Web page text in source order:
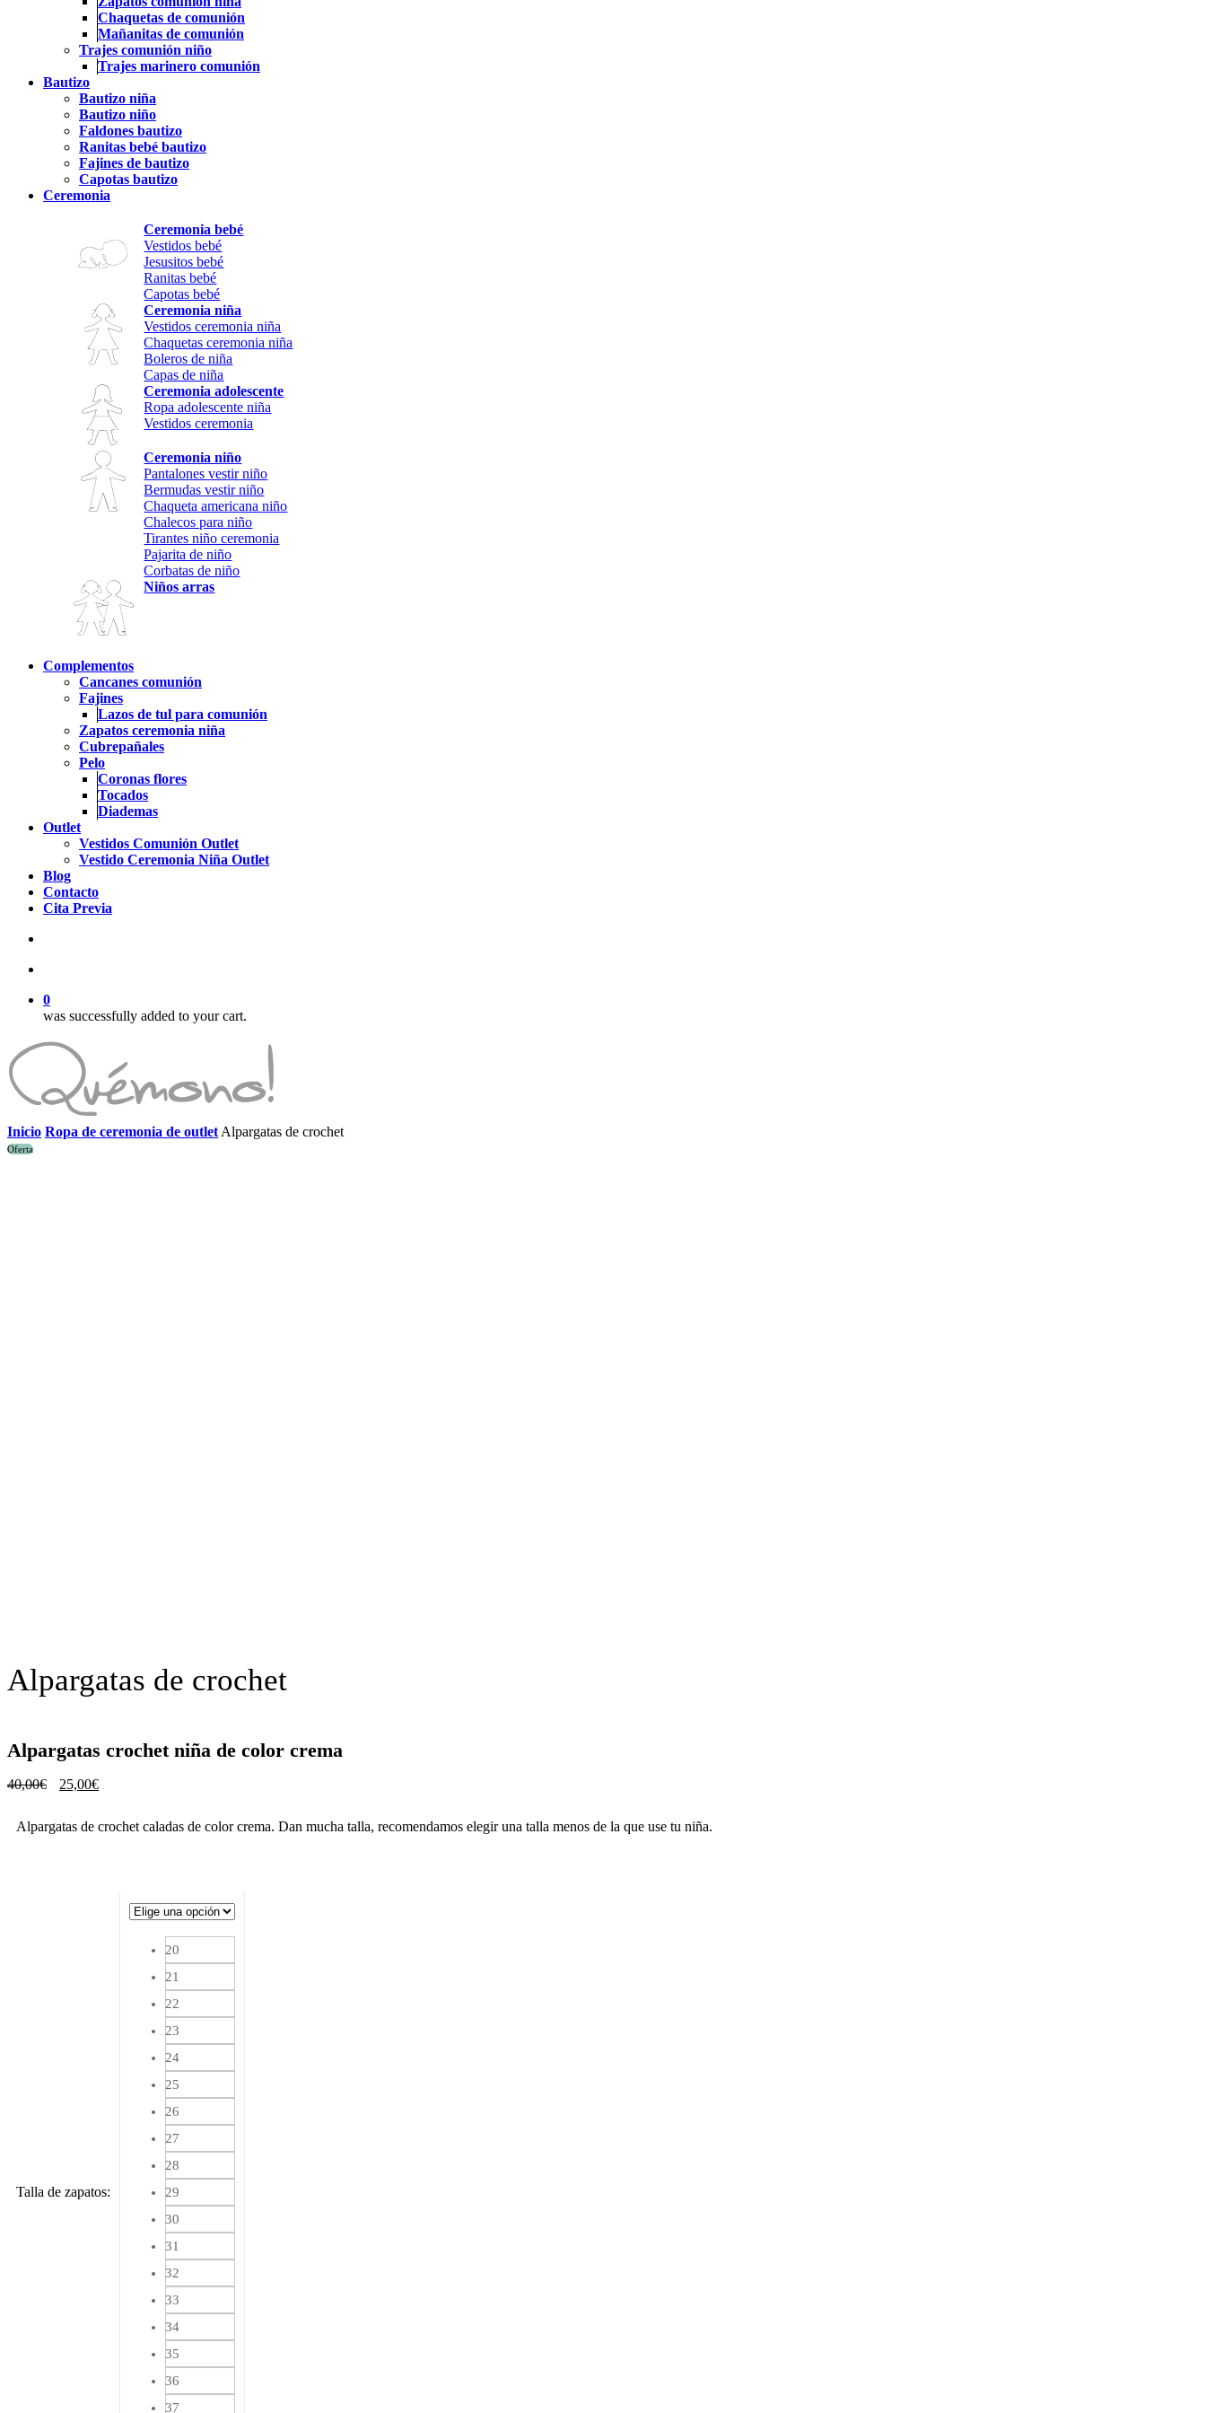
Chaquetas de comunión
Mañanitas de comunión
Trajes comunión niño
Trajes marinero comunión
Bautizo
Bautizo niña
Bautizo niño
Faldones bautizo
Ranitas bebé bautizo
Fajines de bautizo
Capotas bautizo
Ceremonia
Ceremonia bebé
Vestidos bebé
Jesusitos bebé
Ranitas bebé
Capotas bebé
Ceremonia niña
Vestidos ceremonia niña
Chaquetas ceremonia niña
Boleros de niña
Capas de niña
Ceremonia adolescente
Ropa adolescente niña
Vestidos ceremonia
Ceremonia niño
Pantalones vestir niño
Bermudas vestir niño
Chaqueta americana niño
Chalecos para niño
Tirantes niño ceremonia
Pajarita de niño
Corbatas de niño
Niños arras
Complementos
Cancanes comunión
Fajines
Lazos de tul para comunión
Zapatos ceremonia niña
Cubrepañales
Pelo
Coronas flores
Tocados
Diademas
Outlet
Vestidos Comunión Outlet
Vestido Ceremonia Niña Outlet
Blog
Contacto
Cita Previa
0
was successfully added to your cart.
Inicio Ropa de ceremonia de outlet Alpargatas de crochet
Oferta
Alpargatas de crochet
Alpargatas crochet niña de color crema
40,00€
El
era:
25,00€El
es:
Alpargatas de crochet caladas de color crema. Dan mucha talla, recomendamos elegir una talla menos de la que use tu niña.
Talla de zapatos:
20
21
22
23
24
25
26
27
28
29
30
31
32
33
34
35
36
37